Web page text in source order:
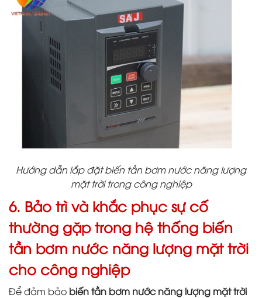
Hướng dẫn lắp đặt biến tần bơm nước năng lượng
mặt trời trong công nghiệp
6. Bảo trì và khắc phục sự cố
thường gặp trong hệ thống biến
tần bơm nước năng lượng mặt trời
cho công nghiệp
Để đảm bảo biến tần bơm nước năng lượng mặt trời